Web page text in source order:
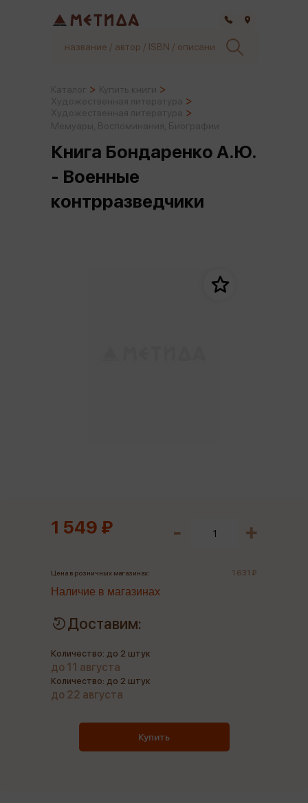
Книга Бондаренко А.Ю.
- Военные
контрразведчики
1 549 ₽
Цена в розничных магазинах: 1 631 ₽
Наличие в магазинах
Доставим:
Количество: до 2 штук
до 11 августа
Количество: до 2 штук
до 22 августа
Купить